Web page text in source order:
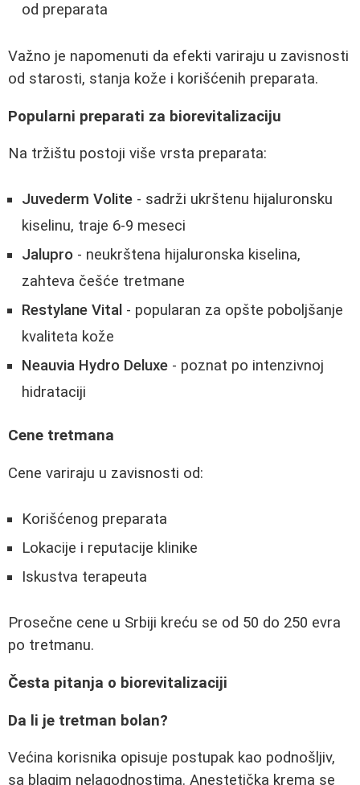
od preparata
Važno je napomenuti da efekti variraju u zavisnosti
od starosti, stanja kože i korišćenih preparata.
Popularni preparati za biorevitalizaciju
Na tržištu postoji više vrsta preparata:
Juvederm Volite - sadrži ukrštenu hijaluronsku
kiselinu, traje 6-9 meseci
Jalupro - neukrštena hijaluronska kiselina,
zahteva češće tretmane
Restylane Vital - popularan za opšte poboljšanje
kvaliteta kože
Neauvia Hydro Deluxe - poznat po intenzivnoj
hidrataciji
Cene tretmana
Cene variraju u zavisnosti od:
Korišćenog preparata
Lokacije i reputacije klinike
Iskustva terapeuta
Prosečne cene u Srbiji kreću se od 50 do 250 evra
po tretmanu.
Česta pitanja o biorevitalizaciji
Da li je tretman bolan?
Većina korisnika opisuje postupak kao podnošljiv,
sa blagim nelagodnostima. Anestetička krema se